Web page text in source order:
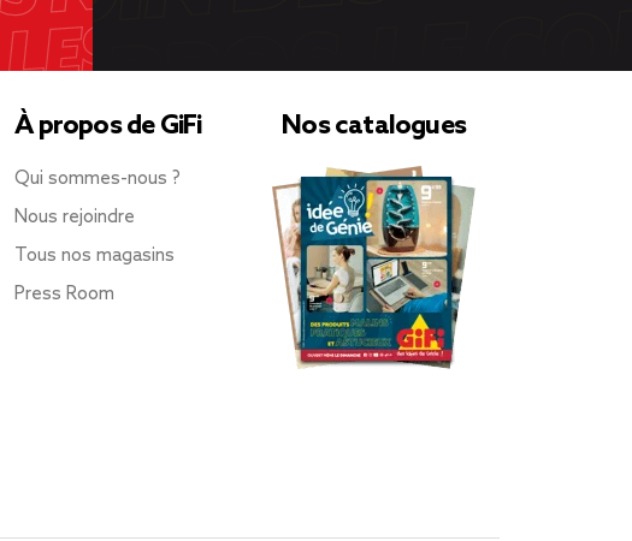
À propos de GiFi
Qui sommes-nous ?
Nous rejoindre
Tous nos magasins
Press Room
Nos catalogues